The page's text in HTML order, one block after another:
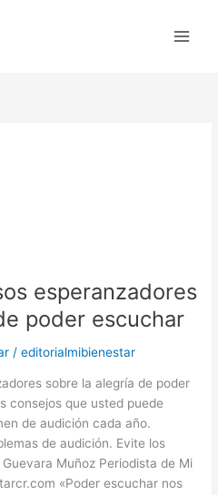
esperanzadores
poder escuchar
/editorialmibienestar
sobre la alegría de poder
consejos que usted puede
de audición cada año.
de audición. Evite los
Muñoz Periodista de Mi
«Poder escuchar nos